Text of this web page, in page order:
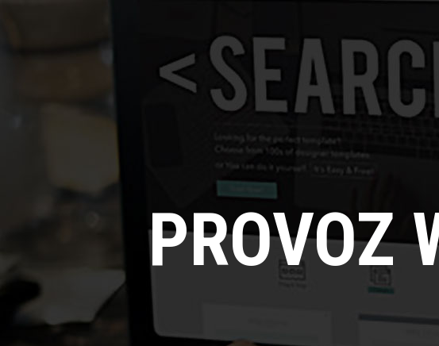
PROVOZ